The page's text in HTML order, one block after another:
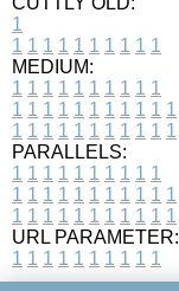
1
1 1 1 1 1 1 1 1 1 1
MEDIUM:
1 1 1 1 1 1 1 1 1 1
1 1 1 1 1 1 1 1 1 1 1
1 1 1 1 1 1 1 1 1 1 1
PARALLELS:
1 1 1 1 1 1 1 1 1 1
1 1 1 1 1 1 1 1 1 1 1
1 1 1 1 1 1 1 1 1 1 1
URL PARAMETER:
1 1 1 1 1 1 1 1 1 1